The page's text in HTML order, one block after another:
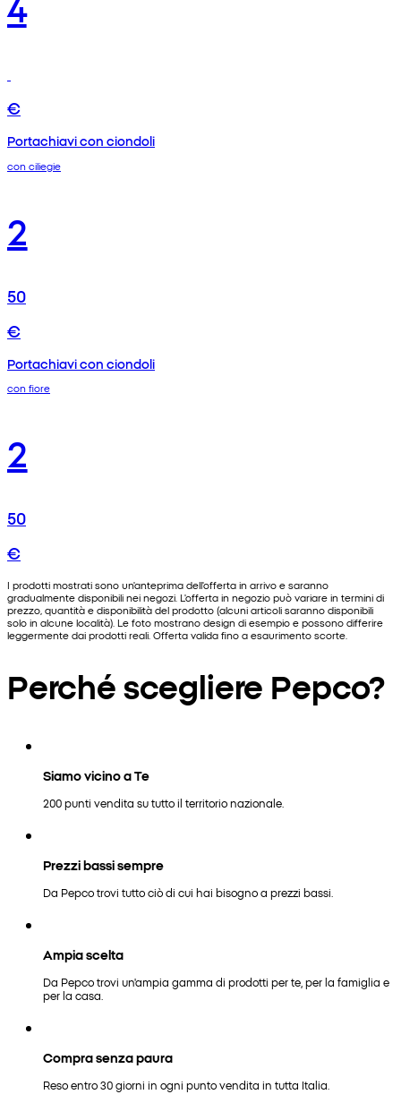
€
Portachiavi con ciondoli
con ciliegie
2
50
€
Portachiavi con ciondoli
con fiore
2
50
€
I prodotti mostrati sono un'anteprima dell'offerta in arrivo e saranno
gradualmente disponibili nei negozi. L'offerta in negozio può variare in termini di
prezzo, quantità e disponibilità del prodotto (alcuni articoli saranno disponibili
solo in alcune località). Le foto mostrano design di esempio e possono differire
leggermente dai prodotti reali. Offerta valida fino a esaurimento scorte.
Perché scegliere Pepco?
Siamo vicino a Te
200 punti vendita su tutto il territorio nazionale.
Prezzi bassi sempre
Da Pepco trovi tutto ciò di cui hai bisogno a prezzi bassi.
Ampia scelta
Da Pepco trovi un'ampia gamma di prodotti per te, per la famiglia e
per la casa.
Compra senza paura
Reso entro 30 giorni in ogni punto vendita in tutta Italia.